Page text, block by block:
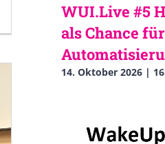
WUI.Live #5
als Chance
14. Oktober 2026 |